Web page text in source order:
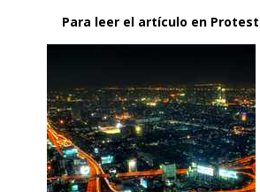
Para leer el artículo en